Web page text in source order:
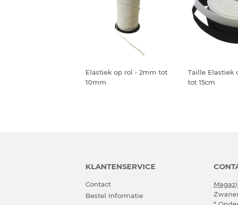
Elastiek op rol - 2mm tot
10mm
Taille Elastiek
tot 15cm
KLANTENSERVICE
Contact
Bestel Informatie